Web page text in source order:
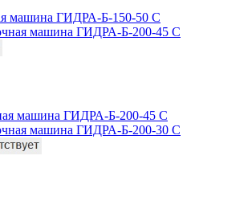
машина ГИДРА-Б-150-50 С
машина ГИДРА-Б-200-45 С